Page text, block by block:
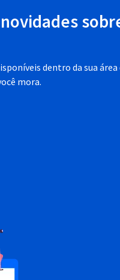
dentro da sua área
mora.